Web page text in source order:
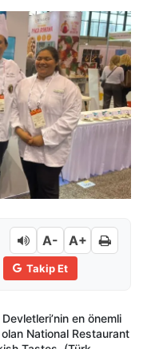
A- A+
Takip Et
en önemli
National Restaurant